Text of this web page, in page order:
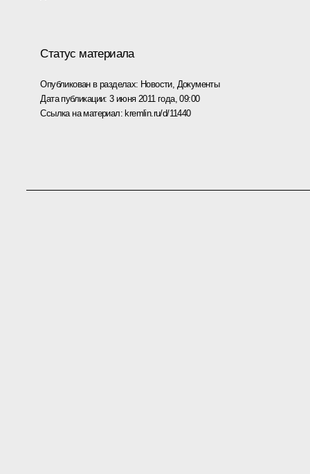
Статус материала
Опубликован в разделах: Новости, Документы
Дата публикации:3 июня 2011 года, 09:00
Ссылка на материал: kremlin.ru/d/11440